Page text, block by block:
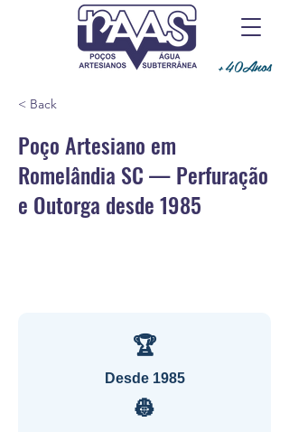
+40Anos
< Back
Poço Artesiano em
Romelândia SC — Perfuração
e Outorga desde 1985
🏆
Desde 1985
👷